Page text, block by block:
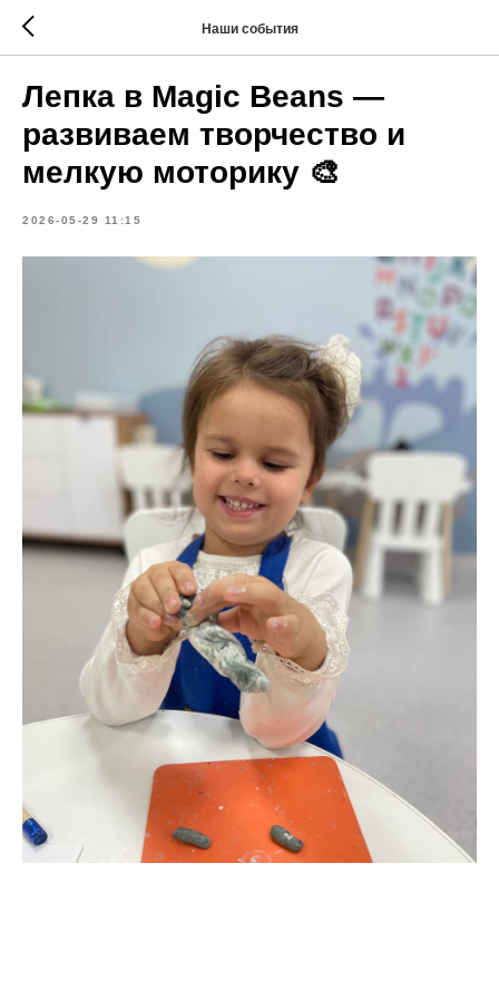
Наши события
Лепка в Magic Beans —
развиваем творчество и
мелкую моторику 🎨
2026-05-29 11:15